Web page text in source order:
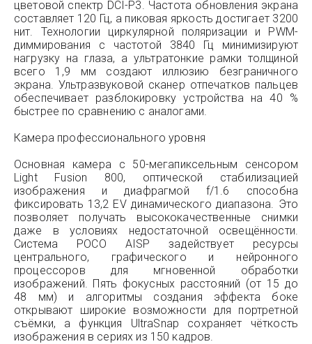
цветовой спектр DCI-P3. Частота обновления экрана
составляет 120 Гц, а пиковая яркость достигает 3200
нит. Технологии циркулярной поляризации и PWM-
диммирования с частотой 3840 Гц минимизируют
нагрузку на глаза, а ультратонкие рамки толщиной
всего 1,9 мм создают иллюзию безграничного
экрана. Ультразвуковой сканер отпечатков пальцев
обеспечивает разблокировку устройства на 40 %
быстрее по сравнению с аналогами.
Камера профессионального уровня
Основная камера с 50-мегапиксельным сенсором
Light Fusion 800, оптической стабилизацией
изображения и диафрагмой f/1.6 способна
фиксировать 13,2 EV динамического диапазона. Это
позволяет получать высококачественные снимки
даже в условиях недостаточной освещённости.
Система POCO AISP задействует ресурсы
центрального, графического и нейронного
процессоров для мгновенной обработки
изображений. Пять фокусных расстояний (от 15 до
48 мм) и алгоритмы создания эффекта боке
открывают широкие возможности для портретной
съёмки, а функция UltraSnap сохраняет чёткость
изображения в сериях из 150 кадров.